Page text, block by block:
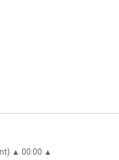
▲ 00:00 ▲